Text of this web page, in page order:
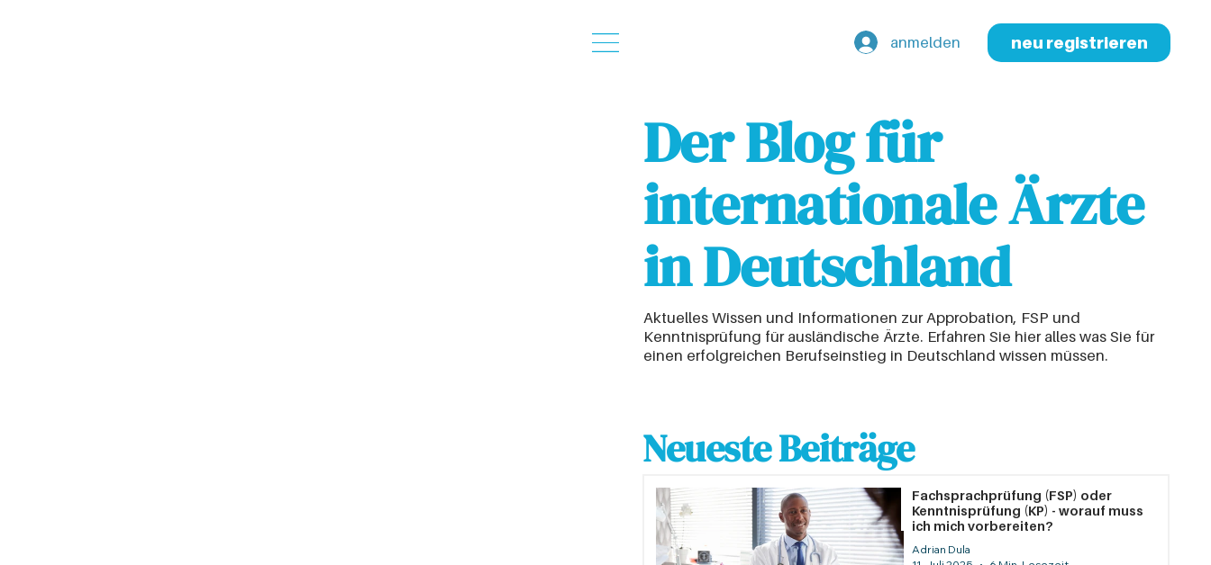
neu registrieren
anmelden
Der Blog für
internationale Ärzte
in Deutschland
Aktuelles Wissen und Informationen zur Approbation, FSP und
Kenntnisprüfung für ausländische Ärzte. Erfahren Sie hier alles was Sie für
einen erfolgreichen Berufseinstieg in Deutschland wissen müssen.
Neueste Beiträge
Fachsprachprüfung (FSP) oder
Kenntnisprüfung (KP) - worauf muss
ich mich vorbereiten?
Adrian Dula